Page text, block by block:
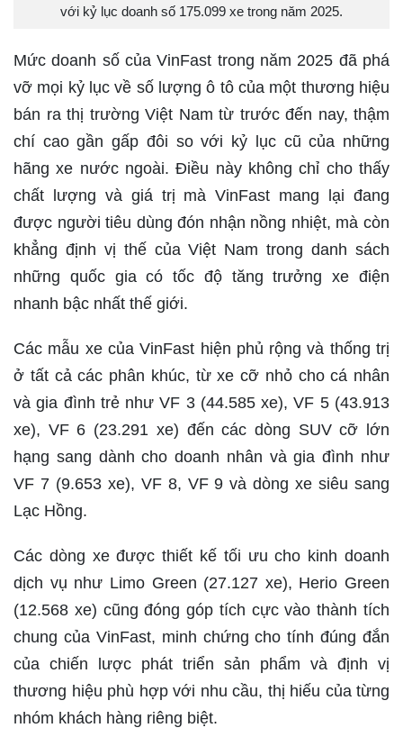
với kỷ lục doanh số 175.099 xe trong năm 2025.
Mức doanh số của VinFast trong năm 2025 đã phá
vỡ mọi kỷ lục về số lượng ô tô của một thương hiệu
bán ra thị trường Việt Nam từ trước đến nay, thậm
chí cao gần gấp đôi so với kỷ lục cũ của những
hãng xe nước ngoài. Điều này không chỉ cho thấy
chất lượng và giá trị mà VinFast mang lại đang
được người tiêu dùng đón nhận nồng nhiệt, mà còn
khẳng định vị thế của Việt Nam trong danh sách
những quốc gia có tốc độ tăng trưởng xe điện
nhanh bậc nhất thế giới.
Các mẫu xe của VinFast hiện phủ rộng và thống trị
ở tất cả các phân khúc, từ xe cỡ nhỏ cho cá nhân
và gia đình trẻ như VF 3 (44.585 xe), VF 5 (43.913
xe), VF 6 (23.291 xe) đến các dòng SUV cỡ lớn
hạng sang dành cho doanh nhân và gia đình như
VF 7 (9.653 xe), VF 8, VF 9 và dòng xe siêu sang
Lạc Hồng.
Các dòng xe được thiết kế tối ưu cho kinh doanh
dịch vụ như Limo Green (27.127 xe), Herio Green
(12.568 xe) cũng đóng góp tích cực vào thành tích
chung của VinFast, minh chứng cho tính đúng đắn
của chiến lược phát triển sản phẩm và định vị
thương hiệu phù hợp với nhu cầu, thị hiếu của từng
nhóm khách hàng riêng biệt.